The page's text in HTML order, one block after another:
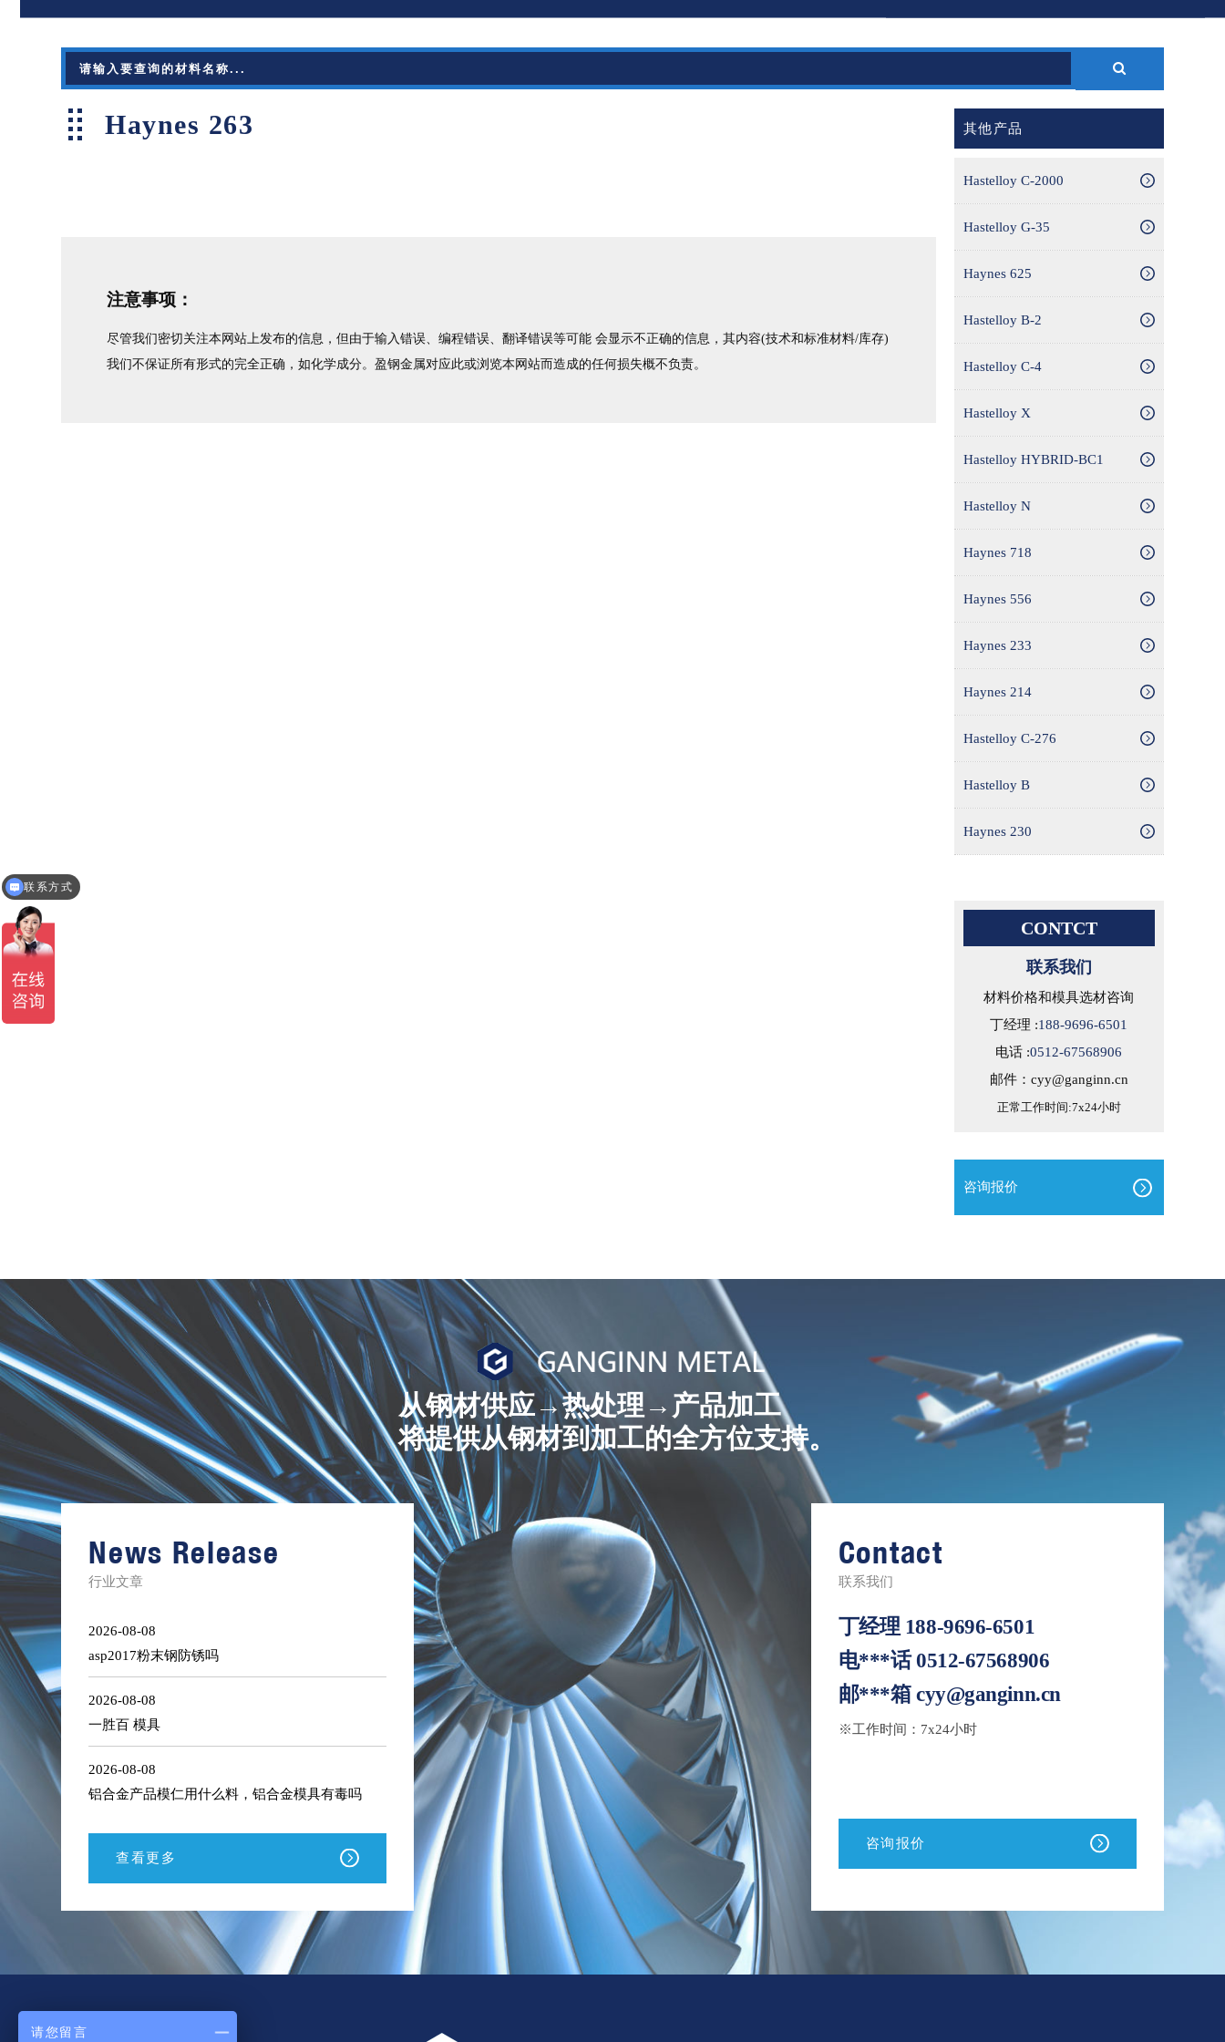
Haynes 263
注意事项：
尽管我们密切关注本网站上发布的信息，但由于输入错误、编程错误、翻译错误等可能 会显示不正确的信息，其内容(技术和标准材料/库存)
我们不保证所有形式的完全正确，如化学成分。盈钢金属对应此或浏览本网站而造成的任何损失概不负责。
其他产品
Hastelloy C-2000
Hastelloy G-35
Haynes 625
Hastelloy B-2
Hastelloy C-4
Hastelloy X
Hastelloy HYBRID-BC1
Hastelloy N
Haynes 718
Haynes 556
Haynes 233
Haynes 214
Hastelloy C-276
Hastelloy B
Haynes 230
CONTCT
联系我们
材料价格和模具选材咨询
丁经理 :188-9696-6501
电话 :0512-67568906
邮件：cyy@ganginn.cn
正常工作时间:7x24小时
咨询报价
进
口
镍
从钢材供应→热处理→产品加工
将提供从钢材到加工的全方位支持。
News Release
行业文章
2026-08-08
asp2017粉末钢防锈吗
2026-08-08
一胜百 模具
2026-08-08
铝合金产品模仁用什么料，铝合金模具有毒吗
查看更多
Contact
联系我们
丁经理 188-9696-6501
电***话0512-67568906
邮***箱cyy@ganginn.cn
※工作时间：7x24小时
咨询报价
有现货吗
请您留言